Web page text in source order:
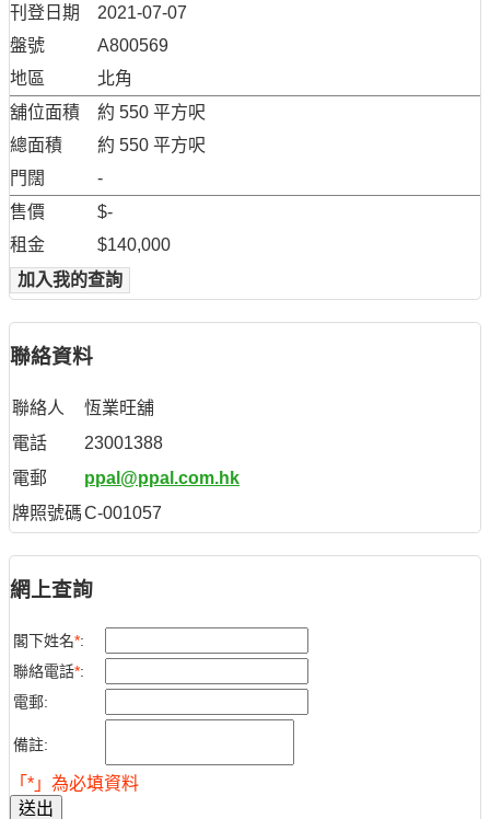
刊登日期
2021-07-07
盤號
A800569
地區
北角
舖位面積
約 550 平方呎
總面積
約 550 平方呎
門闊
-
售價
$-
租金
$140,000
加入我的查詢
聯絡資料
聯絡人
恆業旺舖
電話
23001388
電郵
ppal@ppal.com.hk
牌照號碼C-001057
網上查詢
閣下姓名*:
聯絡電話*:
電郵:
備註:
「*」為必填資料
送出